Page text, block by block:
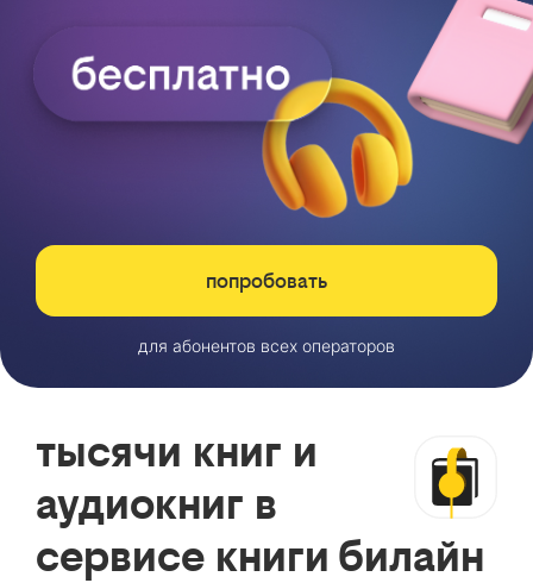
попробовать
для абонентов всех операторов
тысячи книг и
аудиокниг в
сервисе книги билайн